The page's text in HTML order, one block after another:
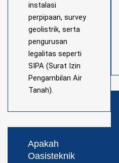
instalasi
perpipaan, survey
geolistrik, serta
pengurusan
legalitas seperti
SIPA (Surat Izin
Pengambilan Air
Tanah).
Apakah
Oasisteknik